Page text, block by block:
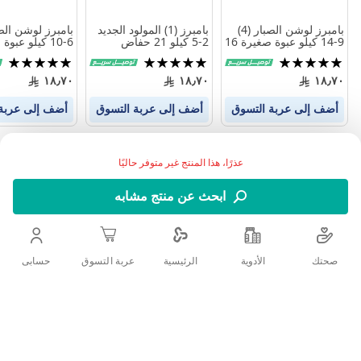
عذرًا، هذا المنتج غير متوفر حاليًا
ابحث عن منتج مشابه
بامبرز لوشن الصبار (4)
9-14 كيلو عبوة صغيرة 16
حفاضة
تقييم:
100%
١٨٫٧٠
أضف إلى عربة التسوق
بامبرز (1) المولود الجديد
2-5 كيلو 21 حفاض
تقييم:
100%
١٨٫٧٠
أضف إلى عربة التسوق
حفاضة
تقييم:
100%
١٨٫٧٠
أضف إلى
صحتك الأدوية الرئيسية عربة التسوق حسابى